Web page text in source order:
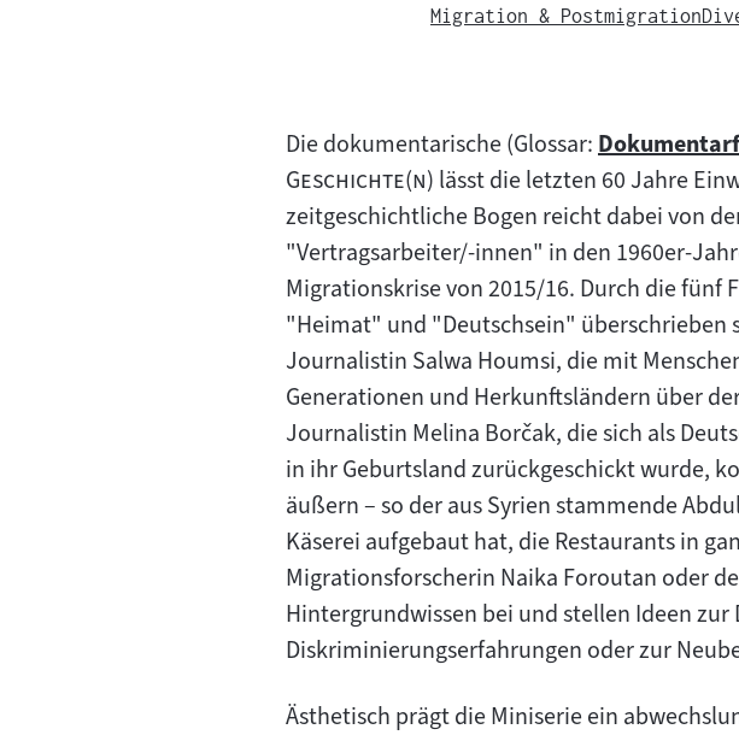
Migration & Postmigration
Die dokumentarische (Glossar:Zum
Inhalt:
Geschichte(n) "lässt die letzten 60 Jahre
zeitgeschichtliche Bogen reicht dabei von
"Vertragsarbeiter/-innen" in den 1960er-
Migrationskrise von 2015/16. Durch die
"Heimat" und "Deutschsein"
Journalistin Salwa Houmsi, die mit
Generationen und Herkunftsländern über
Journalistin Melina Borčak, die sich als
in ihr Geburtsland zurückgeschickt wurde,
äußern – so der aus Syrien stammende
Käserei aufgebaut hat, die Restaurants in
Migrationsforscherin Naika Foroutan oder
Hintergrundwissen bei und stellen Ideen
Diskriminierungserfahrungen oder zur
Ästhetisch prägt die Miniserie ein